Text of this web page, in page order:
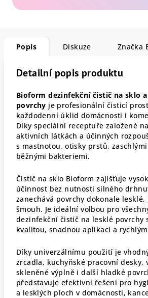
Popis Diskuze Značka
Detailní popis produktu
Bioform dezinfekční čistič na sklo
povrchy je profesionální čisticí
každodenní úklid domácnosti i
Díky speciální receptuře založené
aktivních látkách a účinných
s mastnotou, otisky prstů,
běžnými bakteriemi.
Čistič na sklo Bioform zajišťuje
účinnost bez nutnosti silného
zanechává povrchy dokonale lesklé,
šmouh. Je ideální volbou pro
dezinfekční čistič na lesklé povrchy
kvalitou, snadnou aplikací a
Díky univerzálnímu použití je
zrcadla, kuchyňské pracovní desky,
skleněné výplně i další hladké
představuje efektivní řešení pro
a lesklých ploch v domácnosti,